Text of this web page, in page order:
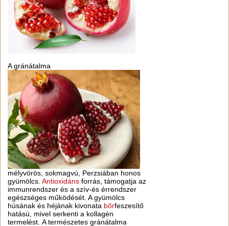
A gránátalma
mélyvörös, sokmagvú, Perzsiában honos
gyümölcs.Antioxidáns forrás, támogatja az
immunrendszer és a szív-és érrendszer
egészséges működését. A gyümölcs
húsának és héjának kivonata bőrfeszesítő
hatású, mivel serkenti a kollagén
termelést. A természetes gránátalma